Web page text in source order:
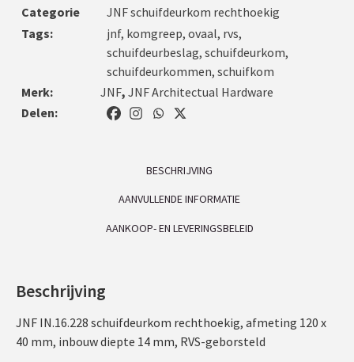
Categorie
JNF schuifdeurkom rechthoekig
Tags:
jnf, komgreep, ovaal, rvs,
schuifdeurbeslag, schuifdeurkom,
schuifdeurkommen, schuifkom
Merk:
JNF, JNF Architectual Hardware
Delen:
BESCHRIJVING
AANVULLENDE INFORMATIE
AANKOOP- EN LEVERINGSBELEID
Beschrijving
JNF IN.16.228 schuifdeurkom rechthoekig, afmeting 120 x
40 mm, inbouw diepte 14 mm, RVS-geborsteld